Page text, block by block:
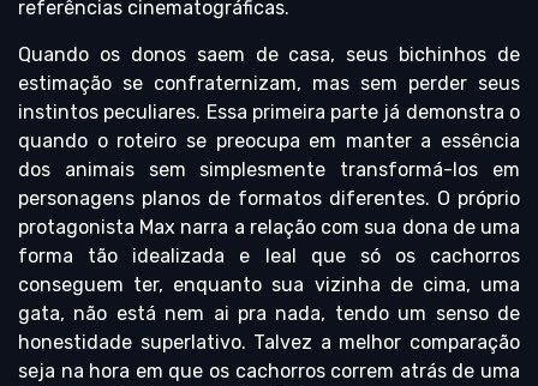
referências cinematográficas.
Quando os donos saem de casa, seus bichinhos de
estimação se confraternizam, mas sem perder seus
instintos peculiares. Essa primeira parte já demonstra o
quando o roteiro se preocupa em manter a essência
dos animais sem simplesmente transformá-los em
personagens planos de formatos diferentes. O próprio
protagonista Max narra a relação com sua dona de uma
forma tão idealizada e leal que só os cachorros
conseguem ter, enquanto sua vizinha de cima, uma
gata, não está nem ai pra nada, tendo um senso de
honestidade superlativo. Talvez a melhor comparação
seja na hora em que os cachorros correm atrás de uma